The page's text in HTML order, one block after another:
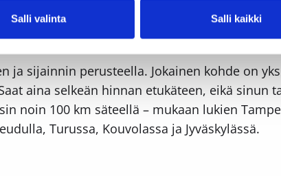
Salli valinta Salli kaikki
dokumentaatio täyttää myös
sijainnin perusteella. Jokainen kohde on
aina selkeän hinnan etukäteen, eikä sinun
noin 100 km säteellä – mukaan lukien
Turussa, Kouvolassa ja Jyväskylässä.